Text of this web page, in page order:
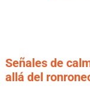
Señales de
allá del